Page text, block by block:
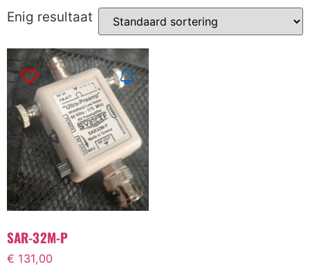
Enig resultaat
SAR-32M-P
€ 131,00